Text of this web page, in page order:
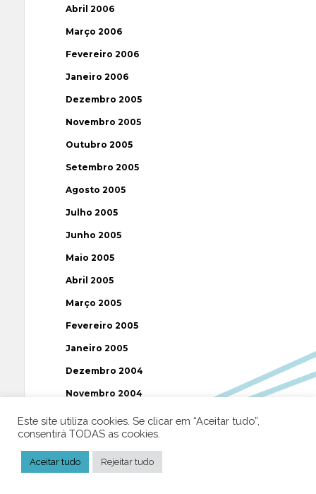
Abril 2006
Março 2006
Fevereiro 2006
Janeiro 2006
Dezembro 2005
Novembro 2005
Outubro 2005
Setembro 2005
Agosto 2005
Julho 2005
Junho 2005
Maio 2005
Abril 2005
Março 2005
Fevereiro 2005
Janeiro 2005
Dezembro 2004
Novembro 2004
Outubro 2004
Setembro 2004
Agosto 2004
Este site utiliza cookies. Se clicar em “Aceitar tudo”,
consentirá TODAS as cookies.
Aceitar tudo Rejeitar tudo